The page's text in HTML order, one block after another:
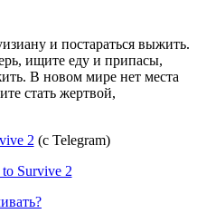
и постараться выжить.
ищите еду и припасы,
В новом мире нет места
стать жертвой,
2 (с Telegram)
Survive 2